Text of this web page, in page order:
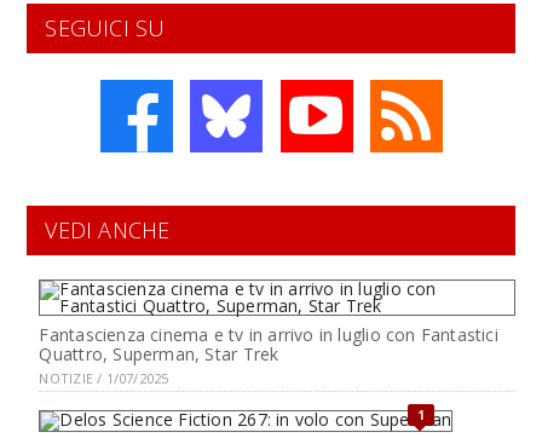
SEGUICI SU
VEDI ANCHE
Fantascienza cinema e tv in arrivo in luglio con Fantastici
Quattro, Superman, Star Trek
NOTIZIE / 1/07/2025
1